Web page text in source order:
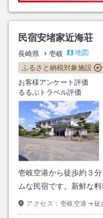
民宿安堵家近海荘
長崎県 壱岐
地図
ふるさと納税対象施設
お客様アンケート評価
るるぶトラベル評価
壱岐空港から徒歩約３
ムな民宿です。新鮮な
アクセス： 壱岐空港→徒